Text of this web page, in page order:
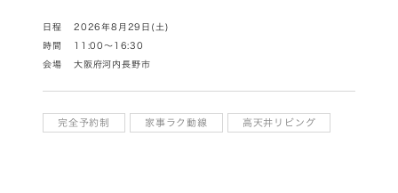
日程 2026年8月29日(土)
時間 11:00～16:30
会場 大阪府河内長野市
完全予約制 家事ラク動線 高天井リビング